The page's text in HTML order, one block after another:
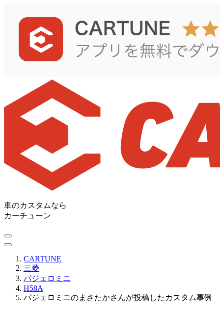
車のカスタムなら
カーチューン
CARTUNE
三菱
パジェロミニ
H58A
パジェロミニのまさたかさんが投稿したカスタム事例